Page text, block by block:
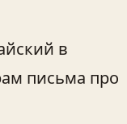
в
письма про